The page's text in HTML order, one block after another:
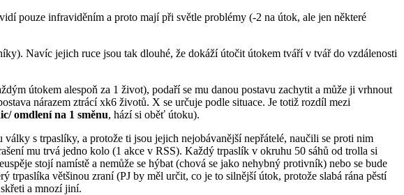
pouze infraviděním a proto mají při světle problémy (-2 na útok, ale jen některé
Navíc jejich ruce jsou tak dlouhé, že dokáží útočit útokem tváří v tvář do vzdálenosti
útokem alespoň za 1 život), podaří se mu danou postavu zachytit a může ji vrhnout
nárazem ztrácí xk6 životů. X se určuje podle situace. Je totiž rozdíl mezi
omdlení na 1 směnu, hází si oběť útoku).
s trpaslíky, a protože ti jsou jejich nejobávanější nepřátelé, naučili se proti nim
mu trvá jedno kolo (1 akce v RSS). Každý trpaslík v okruhu 50 sáhů od trolla si
stojí namístě a nemůže se hýbat (chová se jako nehybný protivník) nebo se bude
trpaslíka většinou zraní (PJ by měl určit, co je to silnější útok, protože slabá rána pěstí
a mnozí jiní.